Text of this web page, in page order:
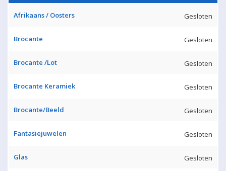
Afrikaans / Oosters Gesloten
Brocante Gesloten
Brocante /Lot Gesloten
Brocante Keramiek Gesloten
Brocante/Beeld Gesloten
Fantasiejuwelen Gesloten
Glas Gesloten